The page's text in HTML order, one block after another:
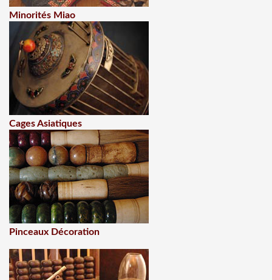
Minorités Miao
Cages Asiatiques
Pinceaux Décoration